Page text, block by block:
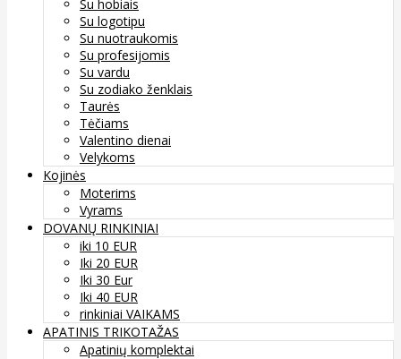
Su hobiais
Su logotipu
Su nuotraukomis
Su profesijomis
Su vardu
Su zodiako ženklais
Taurės
Tėčiams
Valentino dienai
Velykoms
Kojinės
Moterims
Vyrams
DOVANŲ RINKINIAI
iki 10 EUR
Iki 20 EUR
Iki 30 Eur
Iki 40 EUR
rinkiniai VAIKAMS
APATINIS TRIKOTAŽAS
Apatinių komplektai